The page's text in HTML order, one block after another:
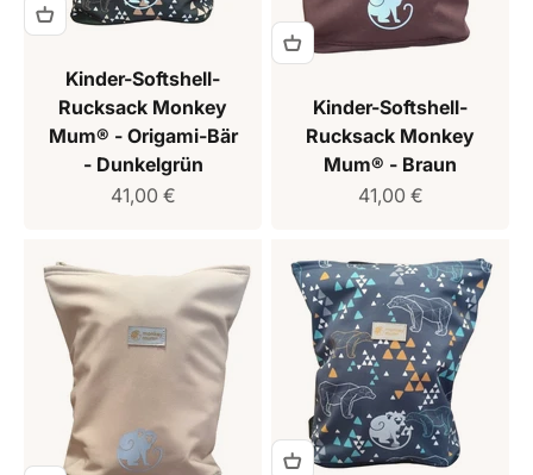
Kinder-Softshell-
Rucksack Monkey
Mum® - Origami-Bär
- Dunkelgrün
Verkaufspreis
41,00 €
Kinder-Softshell-
Rucksack Monkey
Mum® - Braun
Verkaufspreis
41,00 €